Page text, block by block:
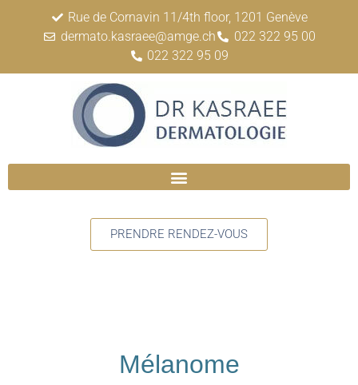
Rue de Cornavin 11/4th floor, 1201 Genève
dermato.kasraee@amge.ch
022 322 95 00
022 322 95 09
PRENDRE RENDEZ-VOUS
Mélanome